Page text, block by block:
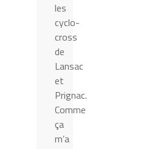
les
cyclo-
cross
de
Lansac
et
Prignac.
Comme
ça
m’a